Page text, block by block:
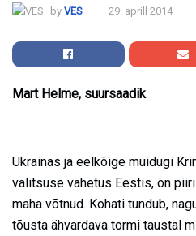
by VES 29. aprill 2014
Mart Helme, suursaadik
Ukrainas ja eelkõige muidugi
valitsuse vahetus Eestis, on
maha võtnud. Kohati tundub,
tõusta ähvardava tormi taustal